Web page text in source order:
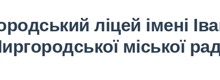
ліцей імені
міської